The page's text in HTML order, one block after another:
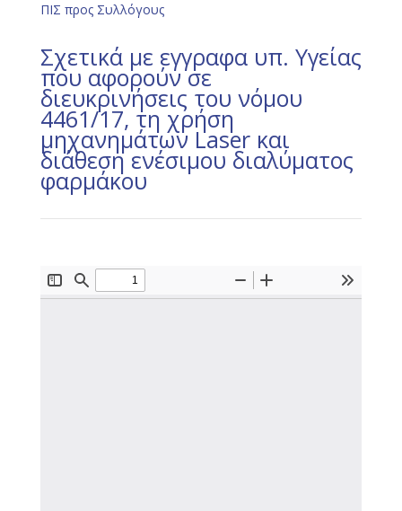
ΠΙΣ προς Συλλόγους
Σχετικά με εγγραφα υπ. Υγείας
που αφορούν σε
διευκρινήσεις του νόμου
4461/17, τη χρήση
μηχανημάτων Laser και
διάθεση ενέσιμου διαλύματος
φαρμάκου